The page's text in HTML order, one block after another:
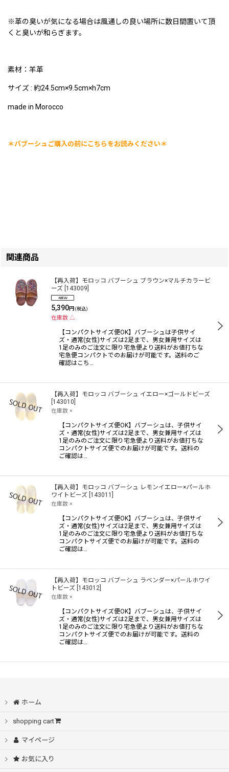
※革の臭いが気になる場合は風通しの良い場所に数日間置いて頂
くと臭いが和らぎます。
素材：羊革
サイズ : 約24.5cm×9.5cm×h7cm
made in Morocco
＊バブーシュご購入の前にこちらをお読みください＊
関連商品
【再入荷】モロッコ バブーシュ ブラウン×マルチカラービ
ーズ 143009
5,390円(税込)
在庫数 △
【コンパクトサイズ便OK】バブーシュは子供サイ
ズ・通常(女性)サイズは2足まで、男女兼用サイズは
1足のみのご注文に限り宅急便より送料がお値打ちな
宅急便コンパクトでのお届けが可能です。送料のご
確認はこち…
【再入荷】モロッコ バブーシュ イエロー×ゴールドビーズ
143010
在庫数 ×
【コンパクトサイズ便OK】バブーシュは、子供サイ
ズ・通常(女性)サイズは2足まで、男女兼用サイズは
1足のみのご注文に限り宅急便より送料がお値打ちな
コンパクトサイズ便でのお届けが可能です。送料の
ご確認は…
【再入荷】モロッコ バブーシュ レモンイエロー×パールホ
ワイトビーズ 143011
在庫数 ×
【コンパクトサイズ便OK】バブーシュは、子供サイ
ズ・通常(女性)サイズは2足まで、男女兼用サイズは
1足のみのご注文に限り宅急便より送料がお値打ちな
コンパクトサイズ便でのお届けが可能です。送料の
ご確認は…
【再入荷】モロッコ バブーシュ ラベンダー×パールホワイ
トビーズ 143012
在庫数 ×
【コンパクトサイズ便OK】バブーシュは、子供サイ
ズ・通常(女性)サイズは2足まで、男女兼用サイズは
1足のみのご注文に限り宅急便より送料がお値打ちな
コンパクトサイズ便でのお届けが可能です。送料の
ご確認は…
ホーム
shopping cart
マイページ
お気に入り